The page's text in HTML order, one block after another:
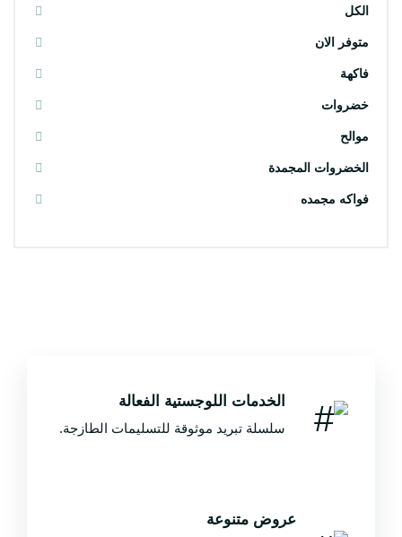
الكل
متوفر الان
فاكهة
خضروات
موالح
الخضروات المجمدة
فواكه مجمده
الخدمات اللوجستية الفعالة
سلسلة تبريد موثوقة للتسليمات الطازجة.
عروض متنوعة